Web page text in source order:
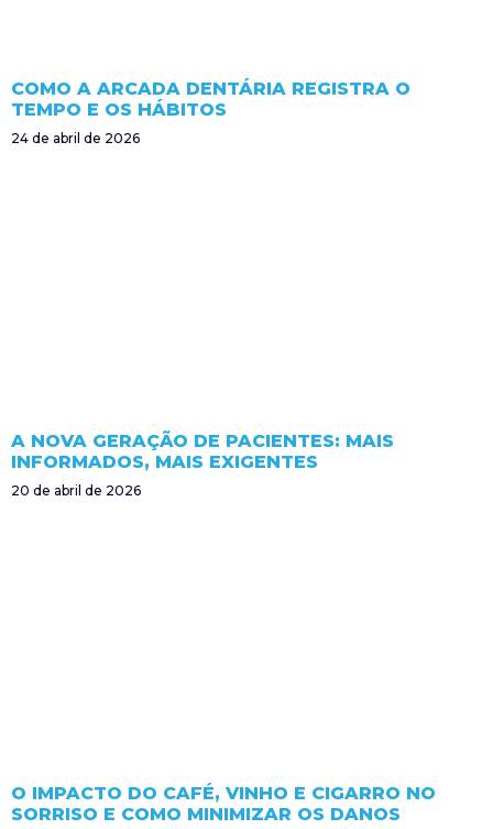
COMO A ARCADA DENTÁRIA REGISTRA O
TEMPO E OS HÁBITOS
24 de abril de 2026
A NOVA GERAÇÃO DE PACIENTES: MAIS
INFORMADOS, MAIS EXIGENTES
20 de abril de 2026
O IMPACTO DO CAFÉ, VINHO E CIGARRO NO
SORRISO E COMO MINIMIZAR OS DANOS